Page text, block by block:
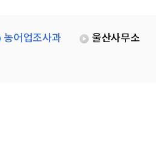
농어업조사과
울산사무소